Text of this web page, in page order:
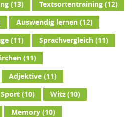
(13) Textsortentraining(12)
Auswendig lernen(12)
(11) Sprachvergleich(11)
(11)
Adjektive(11)
Sport(10) Witz(10)
Memory(10)